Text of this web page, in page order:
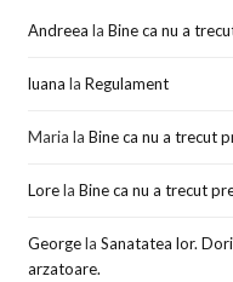
Andreea laBine ca nu a
luana laRegulament
Maria laBine ca nu a trecut
LorelaBine ca nu a trecut
GeorgelaSanatatea lor.
arzatoare.